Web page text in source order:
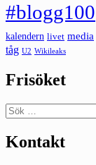
#blogg100
kalendern livet media
tåg U2 Wikileaks
Frisöket
Sök
efter:
Kontakt